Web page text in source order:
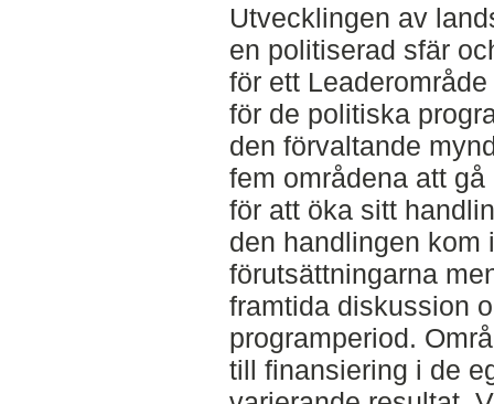
Utvecklingen av
en politiserad sfär
för ett
för de politiska
den förvaltande
fem områdena att
för att öka sitt
den handlingen kom
förutsättningarna
framtida diskussion
programperiod.
till finansiering i de